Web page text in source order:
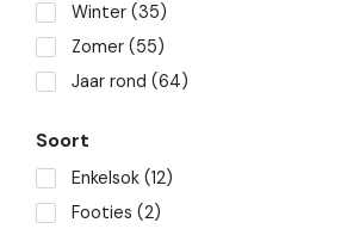
Winter(35)
Zomer(55)
Jaar rond(64)
Soort
Enkelsok(12)
Footies(2)